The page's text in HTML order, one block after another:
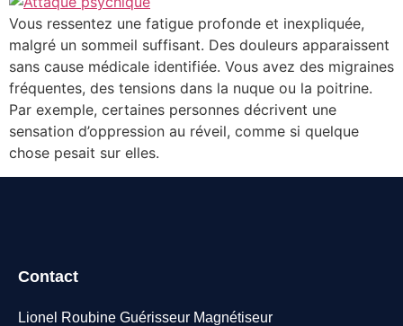
Vous ressentez une fatigue profonde et inexpliquée,
malgré un sommeil suffisant. Des douleurs apparaissent
sans cause médicale identifiée. Vous avez des migraines
fréquentes, des tensions dans la nuque ou la poitrine.
Par exemple, certaines personnes décrivent une
sensation d’oppression au réveil, comme si quelque
chose pesait sur elles.
Contact
Lionel Roubine Guérisseur Magnétiseur